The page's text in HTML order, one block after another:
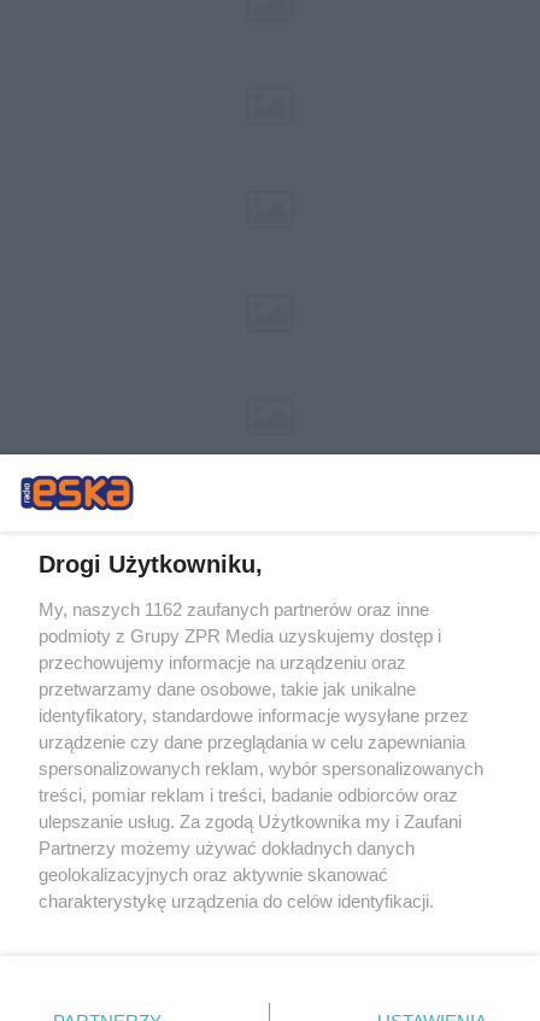
Żaden utwór zamieszczony w serwisie nie może być powielany i
rozpowszechniany lub dalej rozpowszechniany w jakikolwiek sposób (w
tym także elektroniczny lub mechaniczny) na jakimkolwiek polu
eksploatacji w jakiejkolwiek formie, włącznie z umieszczaniem w
Internecie bez pisemnej zgody właściciela praw. Jakiekolwiek użycie lub
wykorzystanie utworów w całości lub w części z naruszeniem prawa,
tzn. bez właściwej zgody, jest zabronione pod groźbą kary i może być
ścigane prawnie.
Drogi Użytkowniku,
My, naszych 1162 zaufanych partnerów oraz inne
podmioty z Grupy ZPR Media uzyskujemy dostęp i
przechowujemy informacje na urządzeniu oraz
przetwarzamy dane osobowe, takie jak unikalne
identyfikatory, standardowe informacje wysyłane przez
urządzenie czy dane przeglądania w celu zapewniania
spersonalizowanych reklam, wybór spersonalizowanych
treści, pomiar reklam i treści, badanie odbiorców oraz
ulepszanie usług. Za zgodą Użytkownika my i Zaufani
Partnerzy możemy używać dokładnych danych
geolokalizacyjnych oraz aktywnie skanować
charakterystykę urządzenia do celów identyfikacji.
zmienić/wycofać klikając przycisk ustawień prywatności